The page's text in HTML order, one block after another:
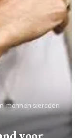
mannen sieraden